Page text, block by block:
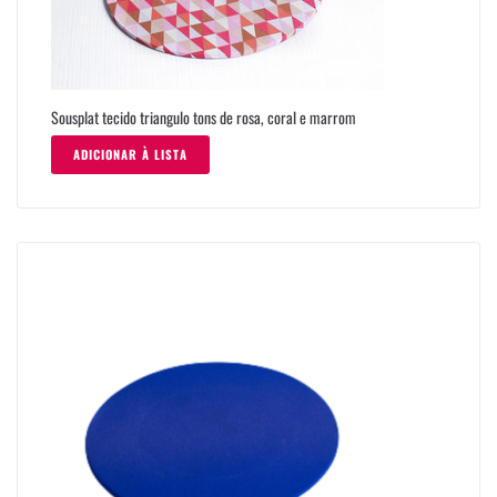
Sousplat tecido triangulo tons de rosa, coral e marrom
ADICIONAR À LISTA